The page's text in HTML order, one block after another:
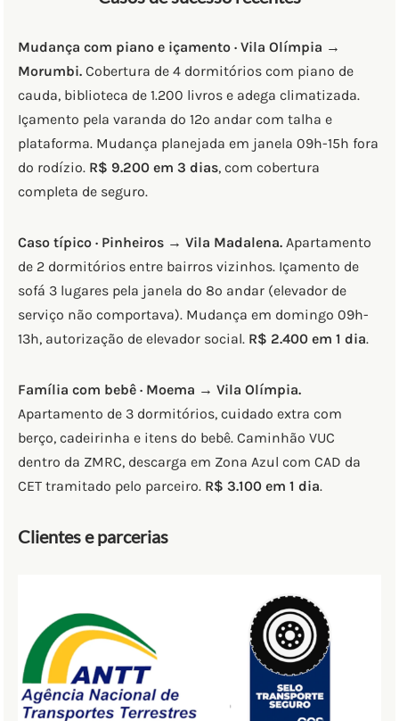
Mudança com piano e içamento · Vila Olímpia →
Morumbi. Cobertura de 4 dormitórios com piano de
cauda, biblioteca de 1.200 livros e adega climatizada.
Içamento pela varanda do 12º andar com talha e
plataforma. Mudança planejada em janela 09h-15h fora
do rodízio. R$ 9.200 em 3 dias, com cobertura
completa de seguro.
Caso típico · Pinheiros → Vila Madalena. Apartamento
de 2 dormitórios entre bairros vizinhos. Içamento de
sofá 3 lugares pela janela do 8º andar (elevador de
serviço não comportava). Mudança em domingo 09h-
13h, autorização de elevador social. R$ 2.400 em 1 dia.
Família com bebê · Moema → Vila Olímpia.
Apartamento de 3 dormitórios, cuidado extra com
berço, cadeirinha e itens do bebê. Caminhão VUC
dentro da ZMRC, descarga em Zona Azul com CAD da
CET tramitado pelo parceiro. R$ 3.100 em 1 dia.
Clientes e parcerias